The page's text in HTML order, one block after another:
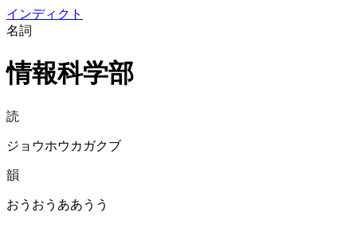
インディクト
名詞
情報科学部
読
ジョウホウカガクブ
韻
おうおうああうう